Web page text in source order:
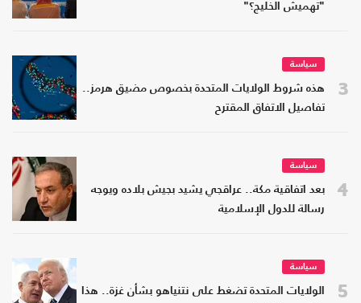
"تهميش الخليج؟"
3
سياسة
هذه شروط الولايات المتحدة بخصوص مضيق هرمز..
تفاصيل الاتفاق المقترح
4
سياسة
بعد اتفاقية مكة.. عراقجي يشيد بجيش بلاده ويوجه
رسالة للدول الإسلامية
5
سياسة
الولايات المتحدة تضغط على نتنياهو بشأن غزة.. هذا